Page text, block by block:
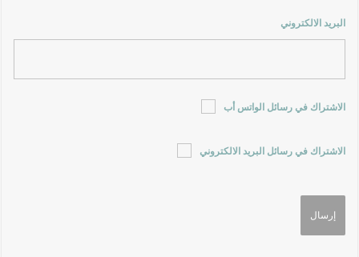
البريد الالكتروني
الاشتراك في رسائل الواتس أب
الاشتراك في رسائل البريد الالكتروني